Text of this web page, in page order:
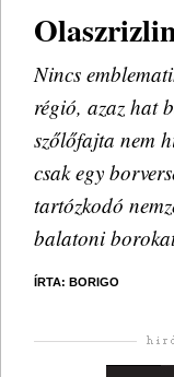
Nincs
régió, azaz hat
szőlőfajta nem
csak egy
tartózkodó
balatoni
ÍRTA: BORIGO